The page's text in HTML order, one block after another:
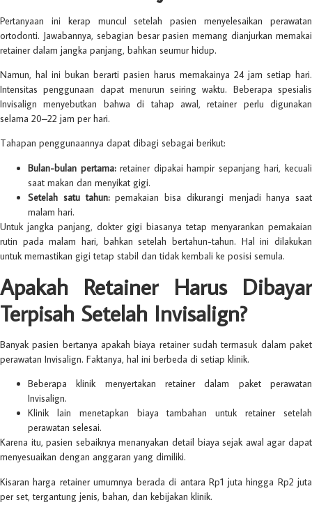
Pertanyaan ini kerap muncul setelah pasien menyelesaikan perawatan
ortodonti. Jawabannya, sebagian besar pasien memang dianjurkan memakai
retainer dalam jangka panjang, bahkan seumur hidup.
Namun, hal ini bukan berarti pasien harus memakainya 24 jam setiap hari.
Intensitas penggunaan dapat menurun seiring waktu. Beberapa spesialis
Invisalign menyebutkan bahwa di tahap awal, retainer perlu digunakan
selama 20–22 jam per hari.
Tahapan penggunaannya dapat dibagi sebagai berikut:
Bulan-bulan pertama:retainer dipakai hampir sepanjang hari, kecuali
saat makan dan menyikat gigi.
Setelah satu tahun:pemakaian bisa dikurangi menjadi hanya saat
malam hari.
Untuk jangka panjang, dokter gigi biasanya tetap menyarankan pemakaian
rutin pada malam hari, bahkan setelah bertahun-tahun. Hal ini dilakukan
untuk memastikan gigi tetap stabil dan tidak kembali ke posisi semula.
Apakah Retainer Harus Dibayar
Terpisah Setelah Invisalign?
Banyak pasien bertanya apakah biaya retainer sudah termasuk dalam paket
perawatan Invisalign. Faktanya, hal ini berbeda di setiap klinik.
Beberapa klinik menyertakan retainer dalam paket perawatan
Invisalign.
Klinik lain menetapkan biaya tambahan untuk retainer setelah
perawatan selesai.
Karena itu, pasien sebaiknya menanyakan detail biaya sejak awal agar dapat
menyesuaikan dengan anggaran yang dimiliki.
Kisaran harga retainer umumnya berada di antara Rp1 juta hingga Rp2 juta
per set, tergantung jenis, bahan, dan kebijakan klinik.